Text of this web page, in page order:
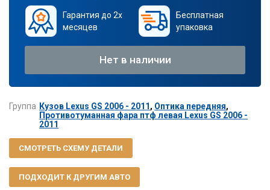
Гарантия до 2х
месяцев
Бесплатная
упаковка
Нет в наличии
Группа Кузов Lexus GS 2006 - 2011, Оптика передняя,
Противотуманная фара птф левая Lexus GS 2006 -
2011
СМОТРЕТЬ СХЕМУ ДЕТАЛИ
ПОДХОДИТ К ДРУГИМ АВТО